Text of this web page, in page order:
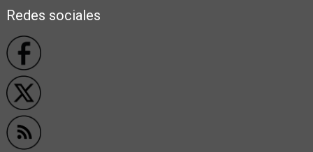
Redes sociales